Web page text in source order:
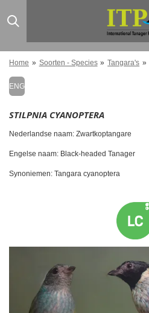
direct
de
hoofdinhoud
Home » Soorten - Species » Tangara's »
ENG
STILPNIA CYANOPTERA
Nederlandse naam: Zwartkoptangare
Engelse naam: Black-headed Tanager
Synoniemen: Tangara cyanoptera